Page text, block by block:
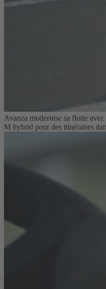
Avanza modernise sa flotte
M hybrid pour des itinéraires